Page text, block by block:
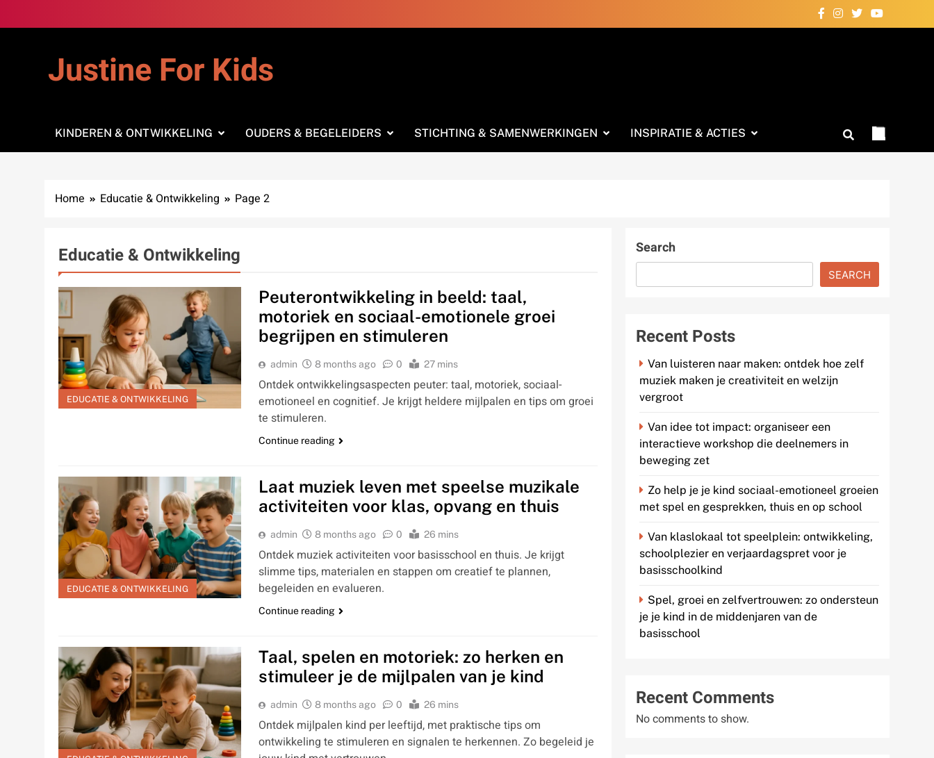
to
Justine For Kids
KINDEREN & ONTWIKKELING OUDERS & BEGELEIDERS STICHTING & SAMENWERKINGEN INSPIRATIE & ACTIES
Home Educatie & Ontwikkeling Page 2
Educatie & Ontwikkeling
EDUCATIE & ONTWIKKELING
Peuterontwikkeling in beeld: taal,
motoriek en sociaal-emotionele groei
begrijpen en stimuleren
admin 8 months ago 0 27 mins
Ontdek ontwikkelingsaspecten peuter: taal, motoriek, sociaal-
emotioneel en cognitief. Je krijgt heldere mijlpalen en tips om groei
te stimuleren.
Continue reading
EDUCATIE & ONTWIKKELING
Laat muziek leven met speelse muzikale
activiteiten voor klas, opvang en thuis
admin 8 months ago 0 26 mins
Ontdek muziek activiteiten voor basisschool en thuis. Je krijgt
slimme tips, materialen en stappen om creatief te plannen,
begeleiden en evalueren.
Continue reading
Taal, spelen en motoriek: zo herken en
stimuleer je de mijlpalen van je kind
admin 8 months ago 0 26 mins
Ontdek mijlpalen kind per leeftijd, met praktische tips om
ontwikkeling te stimuleren en signalen te herkennen. Zo begeleid je
Search
SEARCH
Recent Posts
Van luisteren naar maken: ontdek hoe zelf
muziek maken je creativiteit en welzijn
vergroot
Van idee tot impact: organiseer een
interactieve workshop die deelnemers in
beweging zet
Zo help je je kind sociaal-emotioneel groeien
met spel en gesprekken, thuis en op school
Van klaslokaal tot speelplein: ontwikkeling,
schoolplezier en verjaardagspret voor je
basisschoolkind
Spel, groei en zelfvertrouwen: zo ondersteun
je je kind in de middenjaren van de
basisschool
Recent Comments
No comments to show.